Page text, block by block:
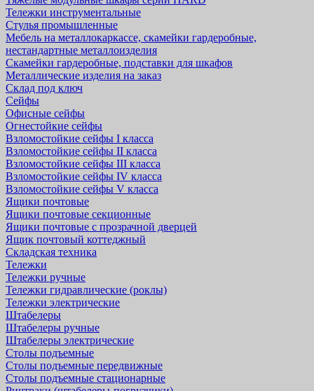
Тележки инструментальные
Стулья промышленные
Мебель на металлокаркассе, скамейки гардеробные,
нестандартные металлоизделия
Скамейки гардеробные, подставки для шкафов
Металлические изделия на заказ
Склад под ключ
Сейфы
Офисные сейфы
Огнестойкие сейфы
Взломостойкие сейфы I класса
Взломостойкие сейфы II класса
Взломостойкие сейфы III класса
Взломостойкие сейфы IV класса
Взломостойкие сейфы V класса
Ящики почтовые
Ящики почтовые секционные
Ящики почтовые с прозрачной дверцей
Ящик почтовый коттеджный
Складская техника
Тележки
Тележки ручные
Тележки гидравлические (роклы)
Тележки электрические
Штабелеры
Штабелеры ручные
Штабелеры электрические
Столы подъемные
Столы подъемные передвижные
Столы подъемные стационарные